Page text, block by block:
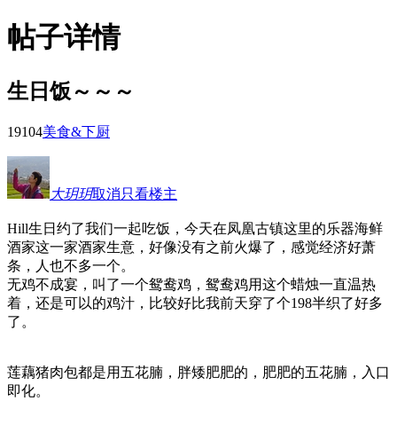
帖子详情
生日饭～～～
19104美食&下厨
大玥玥取消只看楼主
Hill生日约了我们一起吃饭，今天在凤凰古镇这里的乐器海鲜
酒家这一家酒家生意，好像没有之前火爆了，感觉经济好萧
条，人也不多一个。
无鸡不成宴，叫了一个鸳鸯鸡，鸳鸯鸡用这个蜡烛一直温热
着，还是可以的鸡汁，比较好比我前天穿了个198半织了好多
了。
莲藕猪肉包都是用五花腩，胖矮肥肥的，肥肥的五花腩，入口
即化。